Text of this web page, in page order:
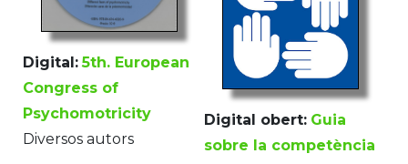
Digital: 5th. European
Congress of
Psychomotricity
Diversos autors
Digital obert: Guia
sobre la competència